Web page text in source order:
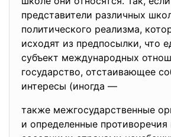
представители различных
политического реализма,
исходят из предпосылки, что
субъект международных
государство, отстаивающее
интересы (иногда —
также межгосударственные
и определенные